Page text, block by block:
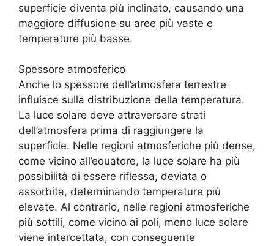
superficie diventa più inclinato, causando una
maggiore diffusione su aree più vaste e
temperature più basse.
Spessore atmosferico
Anche lo spessore dell’atmosfera terrestre
influisce sulla distribuzione della temperatura.
La luce solare deve attraversare strati
dell’atmosfera prima di raggiungere la
superficie. Nelle regioni atmosferiche più dense,
come vicino all’equatore, la luce solare ha più
possibilità di essere riflessa, deviata o
assorbita, determinando temperature più
elevate. Al contrario, nelle regioni atmosferiche
più sottili, come vicino ai poli, meno luce solare
viene intercettata, con conseguente